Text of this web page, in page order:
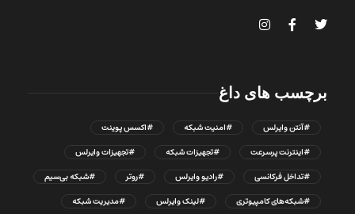
برچسب های داغ
#آنتن وایرلس #امنیت شبکه
#اکسس پوینت
#اینترنت پرسرعت
#تجهیزات شبکه
#تجهیزات وایرلس
#تداخل فرکانسی
#رادیو وایرلس #روتر
#شبکه بی‌سیم
#شبکه‌های کامپیوتری
#لینک وایرلس
#مدیریت شبکه